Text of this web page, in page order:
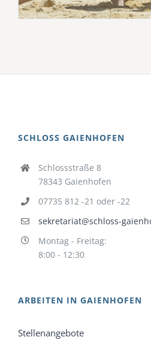
SCHLOSS GAIENHOFEN
Schlossstraße 8
78343 Gaienhofen
07735 812 -21 oder -22
sekretariat@schloss-
Montag - Freitag:
8:00 - 12:30
ARBEITEN IN GAIENHOFEN
Stellenangebote